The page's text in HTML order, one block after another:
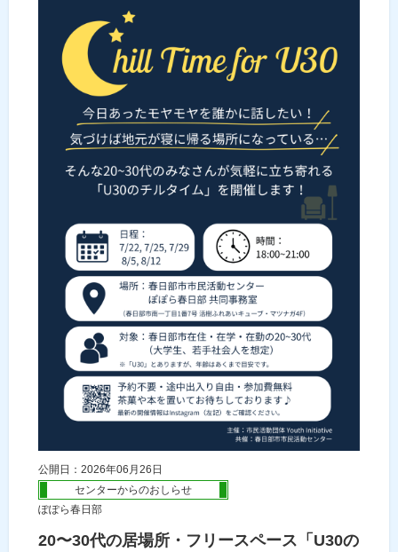
公開日：2026年06月26日
センターからのおしらせ
ぽぽら春日部
20〜30代の居場所・フリースペース「U30の